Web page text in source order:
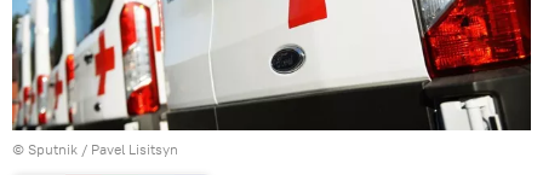
© Sputnik / Pavel Lisitsyn